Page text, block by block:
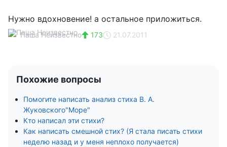
Нужно вдохновение! а остальное приложиться.
Паша Неизвестно 173 21.07.2011
Похожие вопросы
Помогите написать анализ стиха В. А.
Жуковского"Море"
Кто написал эти стихи?
Как написать смешной стих? (Я стала писать стихи
неделю назад и у меня неплохо получается)